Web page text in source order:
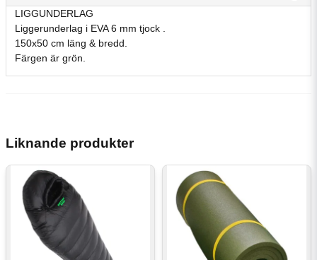
LIGGUNDERLAG
Liggerunderlag i EVA 6 mm tjock .
150x50 cm läng & bredd.
Färgen är grön.
Liknande produkter